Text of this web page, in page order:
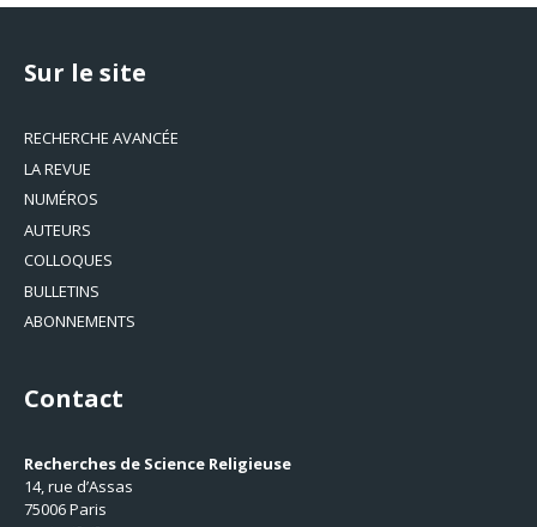
Sur le site
RECHERCHE AVANCÉE
LA REVUE
NUMÉROS
AUTEURS
COLLOQUES
BULLETINS
ABONNEMENTS
Contact
Recherches de Science Religieuse
14, rue d’Assas
75006 Paris